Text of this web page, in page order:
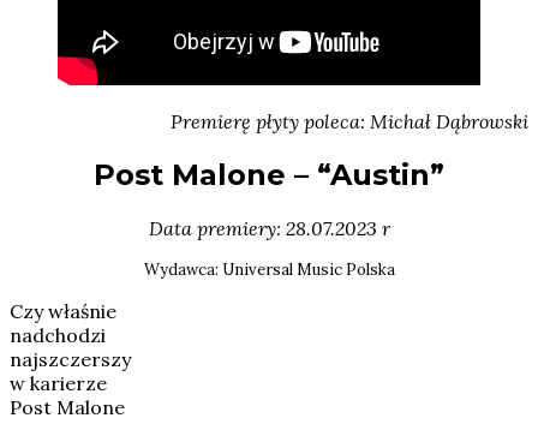
Premierę płyty poleca: Michał Dąbrowski
Post Malone – “Austin”
Data premiery: 28.07.2023 r
Wydawca: Universal Music Polska
Czy właśnie
nadchodzi
najszczerszy
w karierze
Post Malone